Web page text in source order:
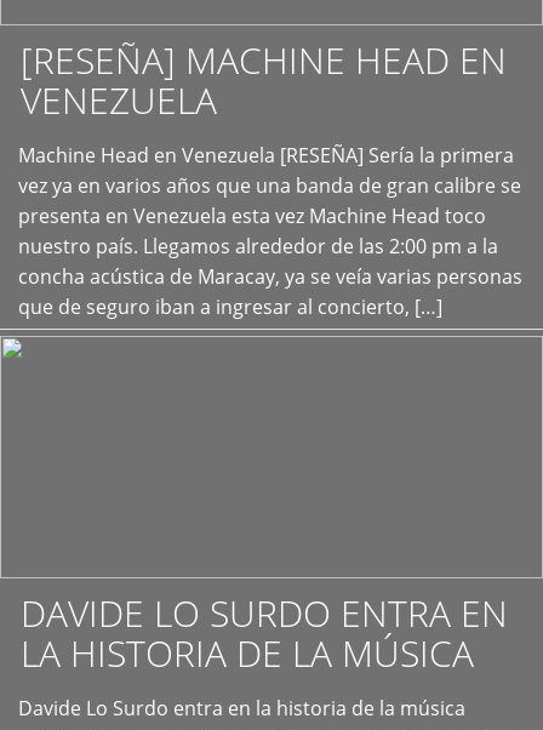
[RESEÑA] MACHINE HEAD EN
VENEZUELA
Machine Head en Venezuela [RESEÑA] Sería la primera
vez ya en varios años que una banda de gran calibre se
presenta en Venezuela esta vez Machine Head toco
nuestro país. Llegamos alrededor de las 2:00 pm a la
concha acústica de Maracay, ya se veía varias personas
que de seguro iban a ingresar al concierto, […]
+
DAVIDE LO SURDO ENTRA EN
LA HISTORIA DE LA MÚSICA
Davide Lo Surdo entra en la historia de la música